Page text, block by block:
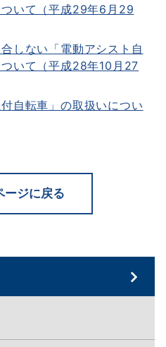
いて（平成29年6月29
しない「電動アシスト自
いて（平成28年10月27
自転車」の取扱いについ
ージに戻る